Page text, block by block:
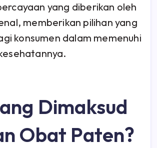
yang diberikan oleh
memberikan pilihan yang
konsumen dalam memenuhi
Dimaksud
Obat Paten?